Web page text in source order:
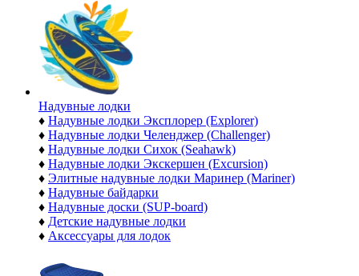
Надувные лодки
♦ Надувные лодки Эксплорер (Explorer)
♦ Надувные лодки Челенджер (Challenger)
♦ Надувные лодки Сихок (Seahawk)
♦ Надувные лодки Экскершен (Excursion)
♦ Элитные надувные лодки Маринер (Mariner)
♦ Надувные байдарки
♦ Надувные доски (SUP-board)
♦ Детские надувные лодки
♦ Аксессуары для лодок